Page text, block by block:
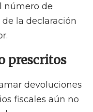
número de
la declaración
prescritos
devoluciones
fiscales aún no